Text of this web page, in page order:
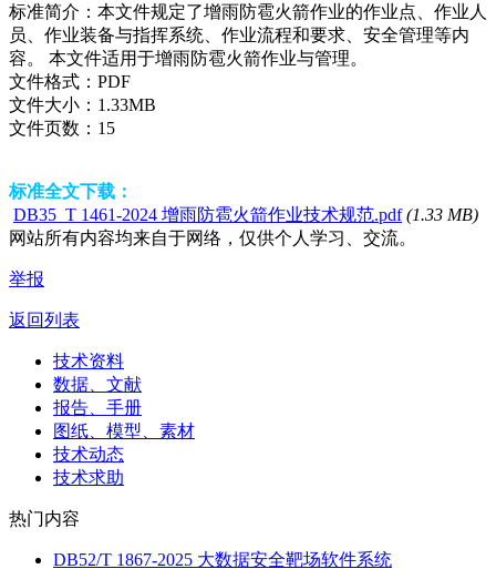
标准简介： 本文件规定了增雨防雹火箭作业的作业点、作业人
员、作业装备与指挥系统、作业流程和要求、安全管理等内
容。 本文件适用于增雨防雹火箭作业与管理。
文件格式： PDF
文件大小： 1.33MB
文件页数： 15
标准全文下载：
DB35_T 1461-2024 增雨防雹火箭作业技术规范.pdf (1.33 MB)
网站所有内容均来自于网络，仅供个人学习、交流。
举报
返回列表
技术资料
数据、文献
报告、手册
图纸、模型、素材
技术动态
技术求助
热门内容
DB52/T 1867-2025 大数据安全靶场软件系统